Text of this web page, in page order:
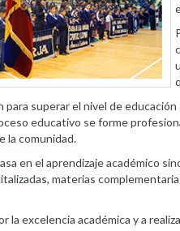
superar el nivel de
educativo se forme
la comunidad.
en el aprendizaje académico
materias
la excelencia académica y a